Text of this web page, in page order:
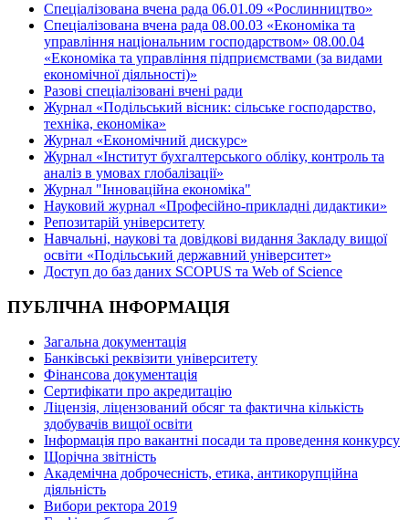
Спеціалізована вчена рада 06.01.09 «Рослинництво»
Спеціалізована вчена рада 08.00.03 «Економіка та
управління національним господарством» 08.00.04
«Економіка та управління підприємствами (за видами
економічної діяльності)»
Разові спеціалізовані вчені ради
Журнал «Подільський вісник: сільське господарство,
техніка, економіка»
Журнал «Економічний дискурс»
Журнал «Інститут бухгалтерського обліку, контроль та
аналіз в умовах глобалізації»
Журнал "Інноваційна економіка"
Науковий журнал «Професійно-прикладні дидактики»
Репозитарій університету
Навчальні, наукові та довідкові видання Закладу вищої
освіти «Подільський державний університет»
Доступ до баз даних SCOPUS та Web of Science
ПУБЛІЧНА ІНФОРМАЦІЯ
Загальна документація
Банківські реквізити університету
Фінансова документація
Сертифікати про акредитацію
Ліцензія, ліцензований обсяг та фактична кількість
здобувачів вищої освіти
Інформація про вакантні посади та проведення конкурсу
Щорічна звітність
Академічна доброчесність, етика, антикорупційна
діяльність
Вибори ректора 2019